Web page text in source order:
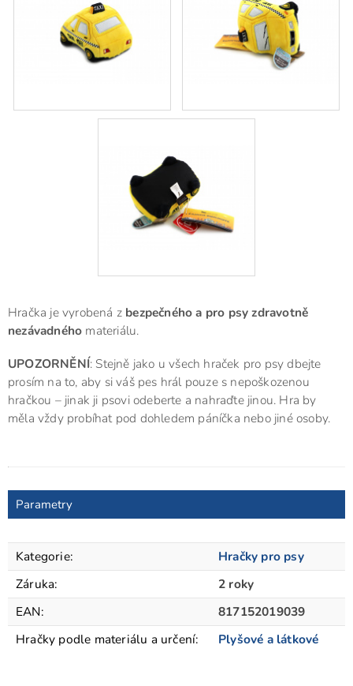
Hračka je vyrobená z bezpečného a pro psy zdravotně
nezávadného materiálu.
UPOZORNĚNÍ: Stejně jako u všech hraček pro psy dbejte
prosím na to, aby si váš pes hrál pouze s nepoškozenou
hračkou – jinak ji psovi odeberte a nahraďte jinou. Hra by
měla vždy probíhat pod dohledem páníčka nebo jiné osoby.
Parametry
Kategorie:
Hračky pro psy
Záruka:
2 roky
EAN:
817152019039
Hračky podle materiálu a určení: Plyšové a látkové